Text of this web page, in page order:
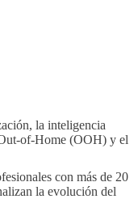
la inteligencia
of-Home (OOH) y el
con más de 20
la evolución del